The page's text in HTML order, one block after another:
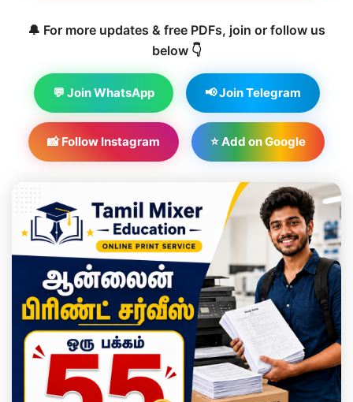
🔔 For more updates & free PDFs, join or follow us
below 👇
💬 Join WhatsApp 📢 Join Telegram
📸 Follow Instagram ⭐ Add on Google